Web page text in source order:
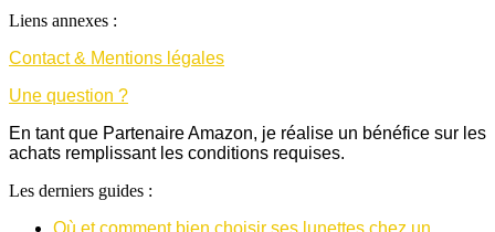
Liens annexes :
Contact & Mentions légales
Une question ?
En tant que Partenaire Amazon, je réalise un bénéfice sur les
achats remplissant les conditions requises.
Les derniers guides :
Où et comment bien choisir ses lunettes chez un